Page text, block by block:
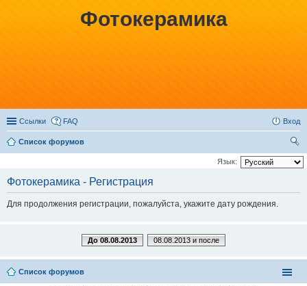
Фотокерамика
Ссылки FAQ Вход
Список форумов
ои
Язык:
Фотокерамика - Регистрация
Для продолжения регистрации, пожалуйста, укажите дату рождения.
До 08.08.2013 08.08.2013 и после
Список форумов